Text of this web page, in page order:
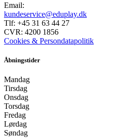
Email:
kundeservice@eduplay.dk
Tlf: +45 31 63 44 27
CVR: 4200 1856
Cookies & Persondatapolitik
Åbningstider
Mandag
Tirsdag
Onsdag
Torsdag
Fredag
Lørdag
Søndag